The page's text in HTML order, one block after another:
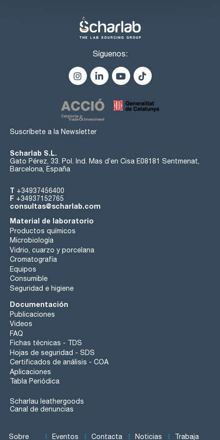
Síguenos:
Suscríbete a la Newsletter
Scharlab S.L.
Gato Pérez, 33. Pol. Ind. Mas d’en Cisa E08181 Sentmenat,
Barcelona, España
T +34937456400
F +34937152765
consultas@scharlab.com
Material de laboratorio
Productos químicos
Microbiología
Vidrio, cuarzo y porcelana
Cromatografía
Equipos
Consumible
Seguridad e higiene
Documentación
Publicaciones
Videos
FAQ
Fichas técnicas - TDS
Hojas de seguridad - SDS
Certificados de análisis - COA
Aplicaciones
Tabla Periódica
Scharlau leathergoods
Canal de denuncias
Sobre Eventos Contacta Noticias Trabaja